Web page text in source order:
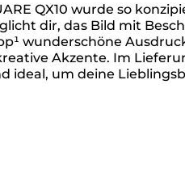
QX10 wurde so
dir, das Bild mit
wunderschöne
Akzente. Im
ideal, um deine